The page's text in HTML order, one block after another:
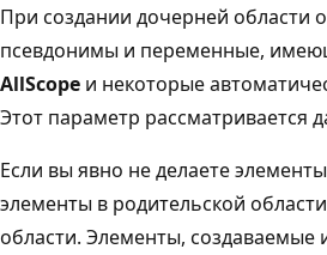
При создании дочерней области
псевдонимы и переменные,
AllScope и некоторые
Этот параметр рассматривается
Если вы явно не делаете
элементы в родительской
области. Элементы, создаваемые